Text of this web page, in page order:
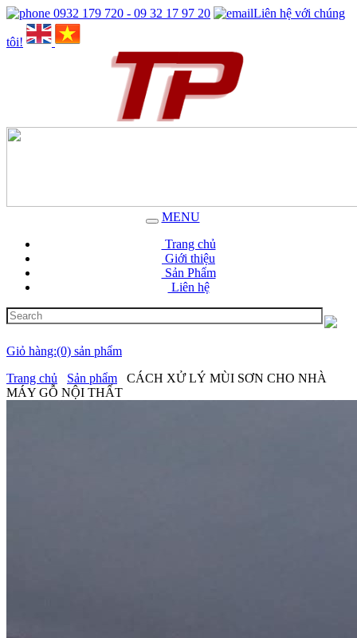
0932 179 720 - 09 32 17 97 20 Liên hệ với chúng
tôi!
MENU
Trang chủ
Giới thiệu
Sản Phẩm
Liên hệ
Giỏ hàng:(0) sản phẩm
Trang chủ
Sản phẩm
CÁCH XỬ LÝ MÙI SƠN CHO NHÀ
MÁY GỖ NỘI THẤT